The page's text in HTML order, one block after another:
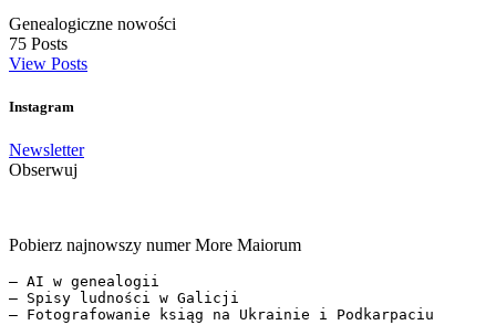
Genealogiczne nowości
75 Posts
View Posts
Instagram
Newsletter
Obserwuj
Pobierz najnowszy numer More Maiorum
— AI w genealogii
— Spisy ludności w Galicji
— Fotografowanie ksiąg na Ukrainie i Podkarpaciu